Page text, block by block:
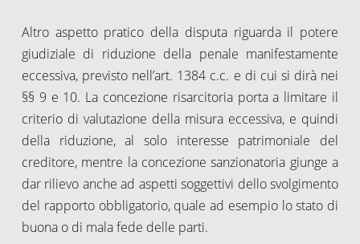
Altro aspetto pratico della disputa riguarda il potere
giudiziale di riduzione della penale manifestamente
eccessiva, previsto nell’art. 1384 c.c. e di cui si dirà nei
§§ 9 e 10. La concezione risarcitoria porta a limitare il
criterio di valutazione della misura eccessiva, e quindi
della riduzione, al solo interesse patrimoniale del
creditore, mentre la concezione sanzionatoria giunge a
dar rilievo anche ad aspetti soggettivi dello svolgimento
del rapporto obbligatorio, quale ad esempio lo stato di
buona o di mala fede delle parti.